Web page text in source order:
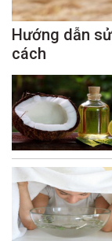
Hướng dẫn
cách